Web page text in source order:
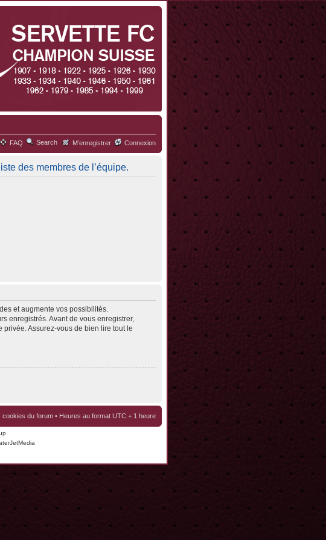
FAQ Search M’enregistrer Connexion
des membres de l’équipe.
et augmente vos possibilités.
enregistrés. Avant de vous enregistrer,
Assurez-vous de bien lire tout le
cookies du forum • Heures au format UTC + 1 heure